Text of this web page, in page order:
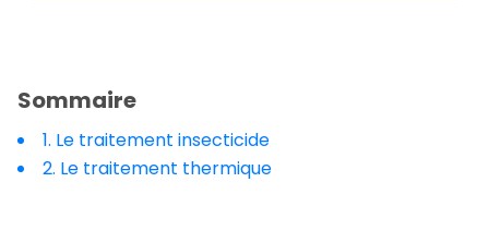
Sommaire
1. Le traitement insecticide
2. Le traitement thermique